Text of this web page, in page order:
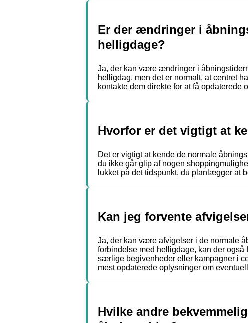
Er der ændringer i
helligdage?
Ja, der kan være ændringer i
helligdag, men det er normalt, at centret
kontakte dem direkte for at få opdaterede
Hvorfor er det vigtigt at
Det er vigtigt at kende de normale
du ikke går glip af nogen
lukket på det tidspunkt, du planlægger at
Kan jeg forvente
Ja, der kan være afvigelser i de normale
forbindelse med helligdage, kan der
særlige begivenheder eller kampagner i
mest opdaterede oplysninger om
Hvilke andre